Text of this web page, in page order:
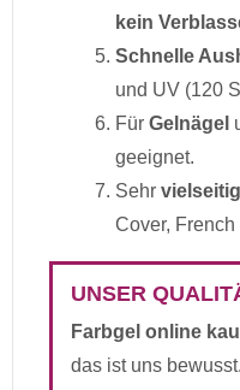
kein
Schnelle
und UV (120
Für Gelnägel
geeignet.
Sehr
Cover,
UNSER
Farbgel online
das ist uns